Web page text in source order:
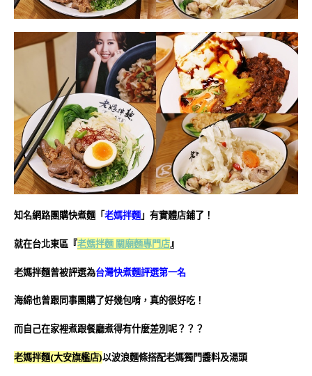
知名網路團購快煮麵「老媽拌麵」有實體店鋪了！
就在台北東區『老媽拌麵 關廟麵專門店』
老媽拌麵曾被評選為台灣快煮麵評選第一名
海綿也曾跟同事團購了好幾包唷，真的很好吃！
而自己在家裡煮跟餐廳煮得有什麼差別呢？？？
老媽拌麵(大安旗艦店)以波浪麵條搭配老媽獨門醬料及湯頭